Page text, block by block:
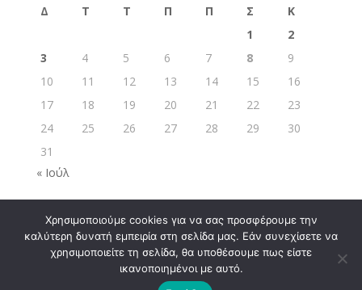
Δ Τ Τ Π Π Σ
Κ
1
2
3
4 5 6 7 8
9
10
11 12 13 14 15
16
17
18 19 20 21 22
23
24
25 26 27 28 29
30
31
« Ιούλ
Σχεδιάστηκε απόElegant Themes| Υποστηρίζεται
Χρησιμοποιούμε cookies για να σας προσφέρουμε την
καλύτερη δυνατή εμπειρία στη σελίδα μας. Εάν συνεχίσετε να
χρησιμοποιείτε τη σελίδα, θα υποθέσουμε πως είστε
ικανοποιημένοι με αυτό.